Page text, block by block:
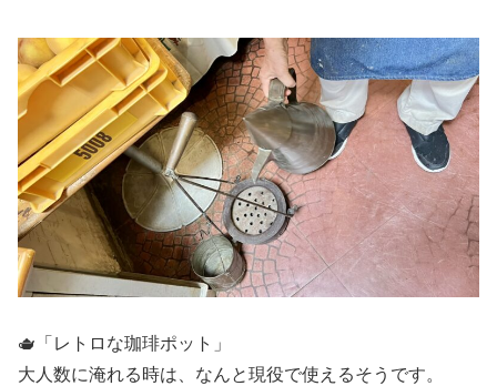
🫖「レトロな珈琲ポット」
大人数に淹れる時は、なんと現役で使えるそうです。